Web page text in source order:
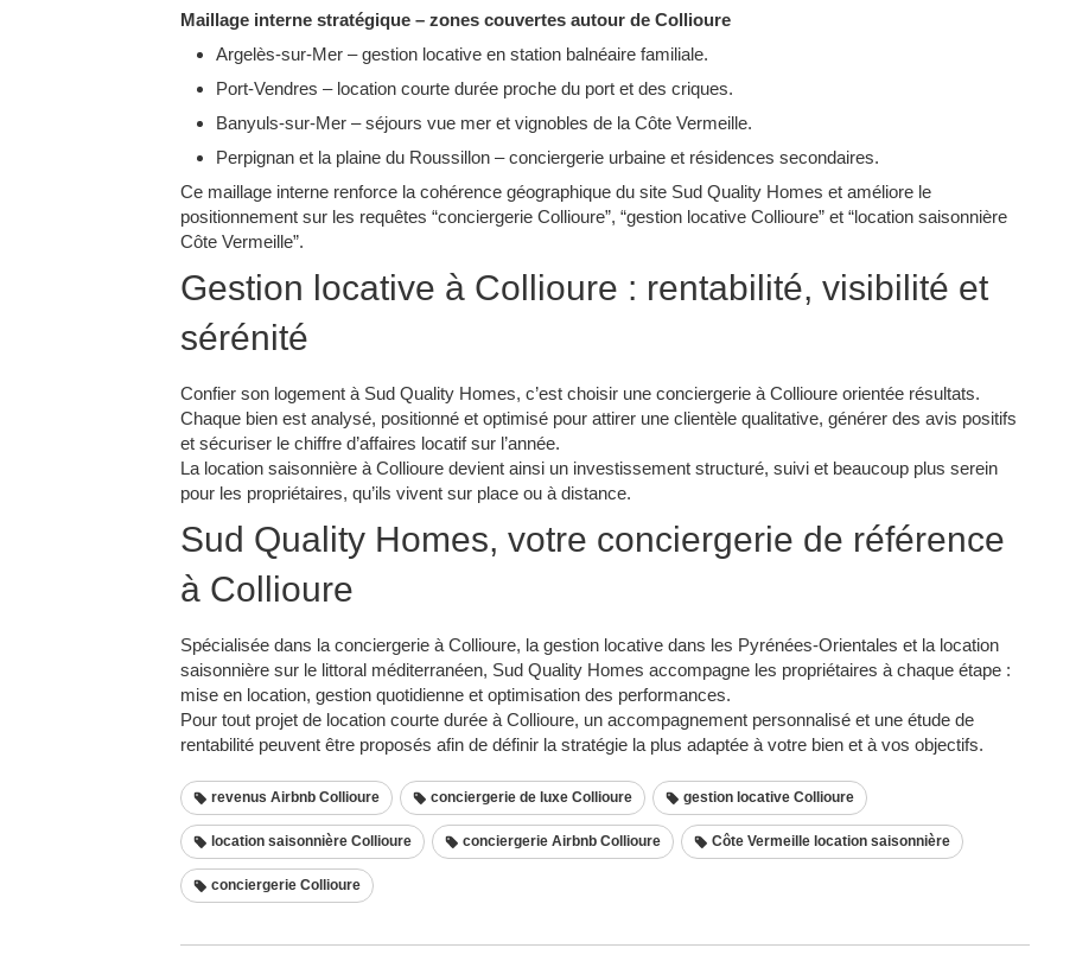
Maillage interne stratégique – zones couvertes autour de Collioure
Argelès-sur-Mer – gestion locative en station balnéaire familiale.​
Port-Vendres – location courte durée proche du port et des criques.​
Banyuls-sur-Mer – séjours vue mer et vignobles de la Côte Vermeille.​
Perpignan et la plaine du Roussillon – conciergerie urbaine et résidences secondaires.​
Ce maillage interne renforce la cohérence géographique du site Sud Quality Homes et améliore le
positionnement sur les requêtes “conciergerie Collioure”, “gestion locative Collioure” et “location saisonnière
Côte Vermeille”.​
Gestion locative à Collioure : rentabilité, visibilité et
sérénité
Confier son logement à Sud Quality Homes, c’est choisir une conciergerie à Collioure orientée résultats.
Chaque bien est analysé, positionné et optimisé pour attirer une clientèle qualitative, générer des avis positifs
et sécuriser le chiffre d’affaires locatif sur l’année.​
La location saisonnière à Collioure devient ainsi un investissement structuré, suivi et beaucoup plus serein
pour les propriétaires, qu’ils vivent sur place ou à distance.​
Sud Quality Homes, votre conciergerie de référence
à Collioure
Spécialisée dans la conciergerie à Collioure, la gestion locative dans les Pyrénées-Orientales et la location
saisonnière sur le littoral méditerranéen, Sud Quality Homes accompagne les propriétaires à chaque étape :
mise en location, gestion quotidienne et optimisation des performances.​
Pour tout projet de location courte durée à Collioure, un accompagnement personnalisé et une étude de
rentabilité peuvent être proposés afin de définir la stratégie la plus adaptée à votre bien et à vos objectifs.​
revenus Airbnb Collioure conciergerie de luxe Collioure gestion locative Collioure
location saisonnière Collioure conciergerie Airbnb Collioure Côte Vermeille location saisonnière
conciergerie Collioure